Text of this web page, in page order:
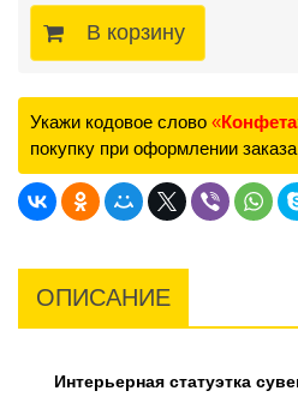
В корзину
Укажи кодовое слово «Конфета
покупку при оформлении
ОПИСАНИЕ
Интерьерная статуэтка